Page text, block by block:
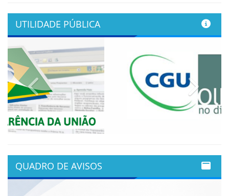
UTILIDADE PÚBLICA
Previous Next
QUADRO DE AVISOS